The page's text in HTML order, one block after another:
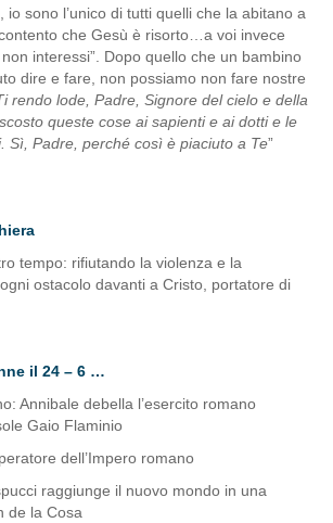
io sono l’unico di tutti quelli che la abitano a
che Gesù è risorto…a voi invece
interessi”. Dopo quello che un bambino
dire e fare, non possiamo non fare nostre
rendo lode, Padre, Signore del cielo e della
queste cose ai sapienti e ai dotti e le
Sì, Padre, perché così è piaciuto a Te”
tempo: rifiutando la violenza e la
ostacolo davanti a Cristo, portatore di
il 24 – 6 …
Annibale debella l’esercito romano
Gaio Flaminio
dell’Impero romano
raggiunge il nuovo mondo in una
de la Cosa